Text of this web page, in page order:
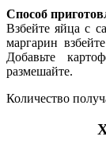
Способ
Взбейте яйца с
маргарин
Добавьте
размешайте.
Количество